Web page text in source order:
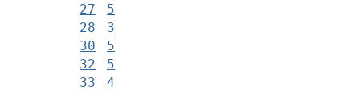
27
5
28
3
30
5
32
5
33
4